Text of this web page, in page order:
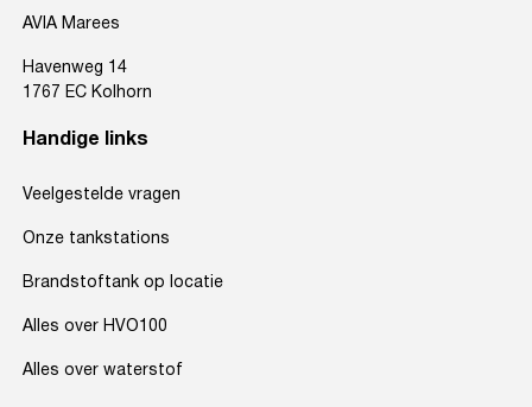
AVIA Marees
Havenweg 14
1767 EC Kolhorn
Handige links
Veelgestelde vragen
Onze tankstations
Brandstoftank op locatie
Alles over HVO100
Alles over waterstof